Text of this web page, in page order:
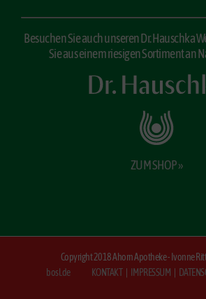
Besuchen Sie auch unseren Dr. Hauschka
Sie aus einem riesigen Sortiment an
ZUM SHOP »
Copyright 2018 Ahorn Apotheke - Ivonne
bosl.de
KONTAKT| IMPRESSUM